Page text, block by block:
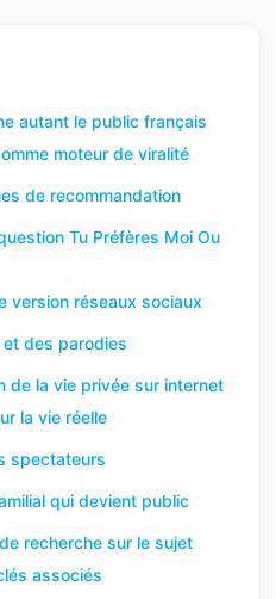
autant le public français
moteur de viralité
de recommandation
Tu Préfères Moi Ou
version réseaux sociaux
des parodies
de la vie privée sur internet
la vie réelle
spectateurs
qui devient public
recherche sur le sujet
associés